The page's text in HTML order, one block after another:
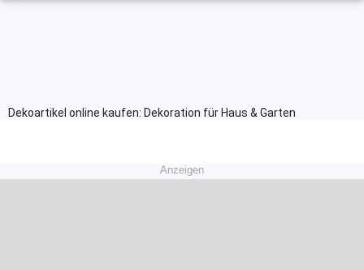
Dekoartikel online kaufen: Dekoration für Haus & Garten
Anzeigen